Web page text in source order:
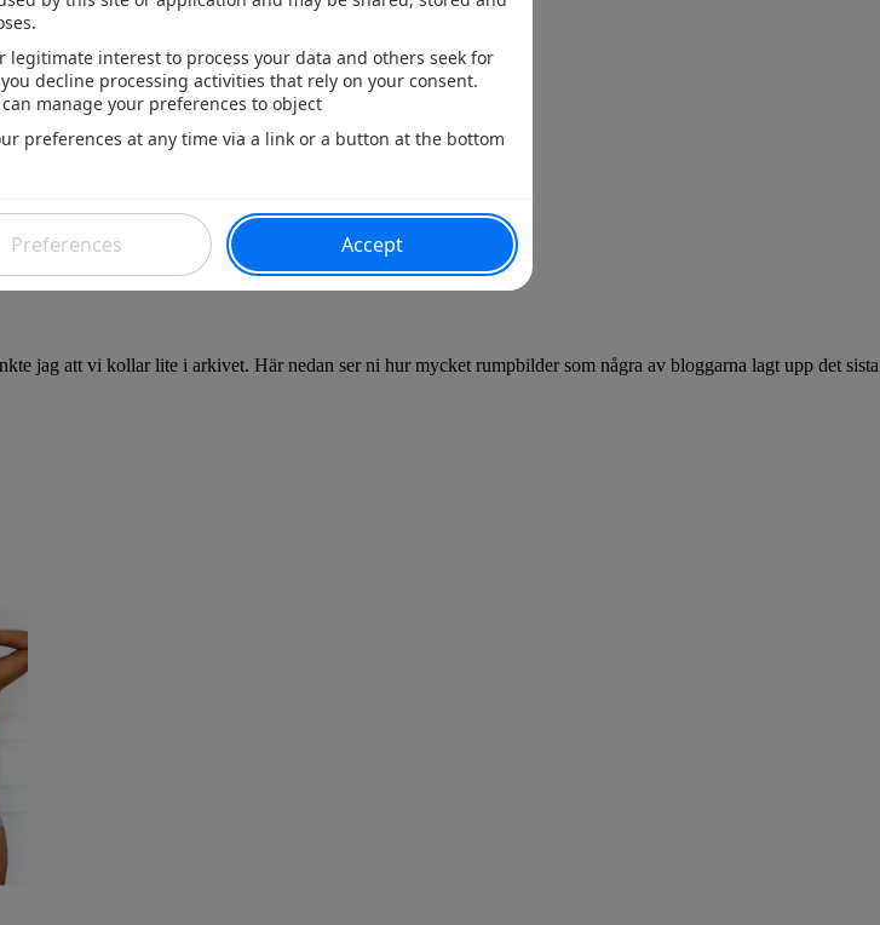
jag att vi kollar lite i arkivet. Här nedan ser ni hur mycket rumpbilder som några av bloggarna lagt upp det sista